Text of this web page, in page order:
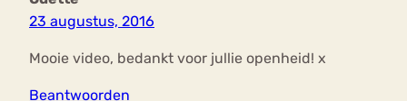
23 augustus, 2016
Mooie video, bedankt voor jullie openheid! x
Beantwoorden